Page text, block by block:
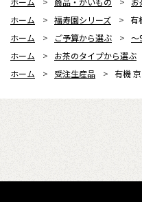
ホーム
> 福寿園シリーズ > 有
ホーム
> ご予算から選ぶ > ～
ホーム
> お茶のタイプから選ぶ
ホーム
> 受注生産品 > 有機